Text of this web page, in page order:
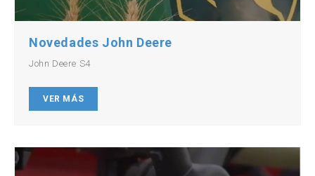
Novedades John Deere
John Deere S4
VER MÁS